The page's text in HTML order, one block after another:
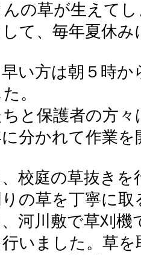
んの草が生えて
て、毎年夏休
い方は朝５時
。
と保護者の方
分かれて作業
校庭の草抜き
の草を丁寧に
河川敷で草刈
いました。草